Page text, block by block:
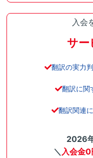
入会
サー
翻訳の実力
翻訳に関
翻訳関連
2026
＼ 入会金0